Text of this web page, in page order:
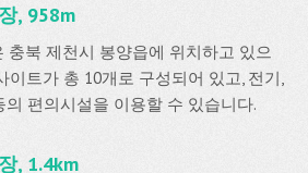
, 958m
충북 제천시 봉양읍에 위치하고 있으
이트가 총 10개로 구성되어 있고, 전기,
의 편의시설을 이용할 수 있습니다.
, 1.4km